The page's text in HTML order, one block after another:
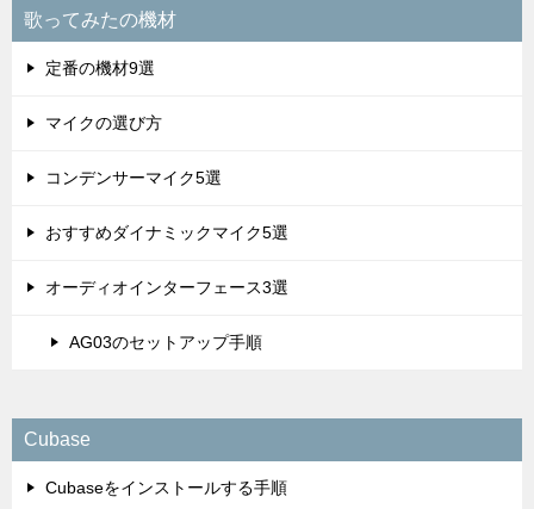
歌ってみたの機材
定番の機材9選
マイクの選び方
コンデンサーマイク5選
おすすめダイナミックマイク5選
オーディオインターフェース3選
AG03のセットアップ手順
Cubase
Cubaseをインストールする手順